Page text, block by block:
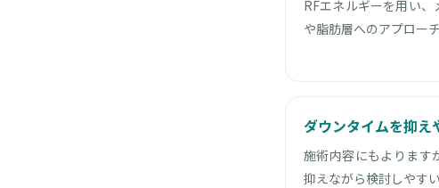
RFエネルギーを用い
や脂肪層へのアプロー
ダウンタイムを抑え
施術内容にもよります
抑えながら検討しやすい